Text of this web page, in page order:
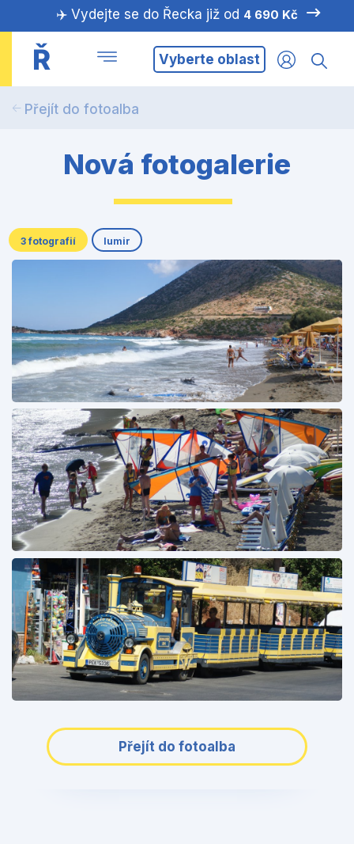
✈️ Vydejte se do Řecka již od 4 690 Kč
Ř Vyberte oblast
Přejít do fotoalba
Nová fotogalerie
3 fotografií lumir
Přejít do fotoalba